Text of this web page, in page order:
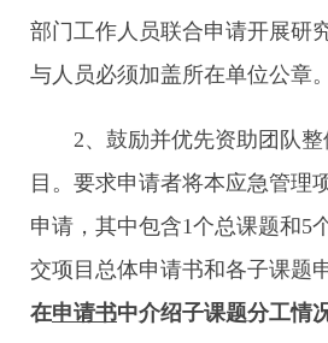
部门工作人员联合申请开展研
与人员必须加盖所在单位公章。
2、鼓励并优先资助团队整
目。要求申请者将本应急管理
申请，其中包含1个总课题和5
交项目总体申请书和各子课题
在申请书中介绍子课题分工情